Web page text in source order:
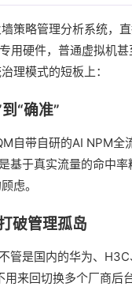
策略管理分析系统，
用硬件，普通虚拟机
理模式的短板上：
“确准”
自带自研的AI NPM
基于真实流量的命中
虑。
破管理孤岛
管是国内的华为、
来回切换多个厂商后